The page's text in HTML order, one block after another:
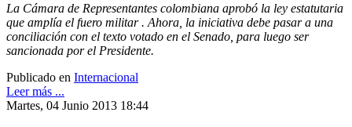
La Cámara de Representantes colombiana aprobó la ley estatutaria
que amplía el fuero militar . Ahora, la iniciativa debe pasar a una
conciliación con el texto votado en el Senado, para luego ser
sancionada por el Presidente.
Publicado en Internacional
Leer más ...
Martes, 04 Junio 2013 18:44